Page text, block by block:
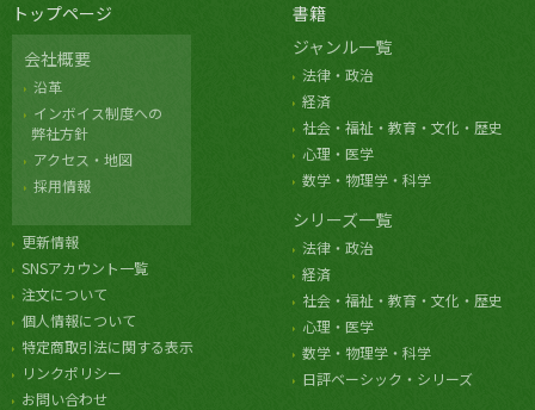
トップページ
会社概要
沿革
インボイス制度への
弊社方針
アクセス・地図
採用情報
更新情報
SNSアカウント一覧
注文について
個人情報について
特定商取引法に関する表示
リンクポリシー
お問い合わせ
書籍
ジャンル一覧
法律・政治
経済
社会・福祉・教育・文化・歴史
心理・医学
数学・物理学・科学
シリーズ一覧
法律・政治
経済
社会・福祉・教育・文化・歴史
心理・医学
数学・物理学・科学
日評ベーシック・シリーズ